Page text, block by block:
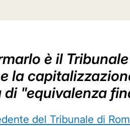
è il
la
di "equivalenza
del Tribunale di